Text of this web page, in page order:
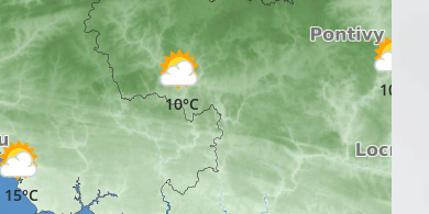
10°C
10°C
15°C